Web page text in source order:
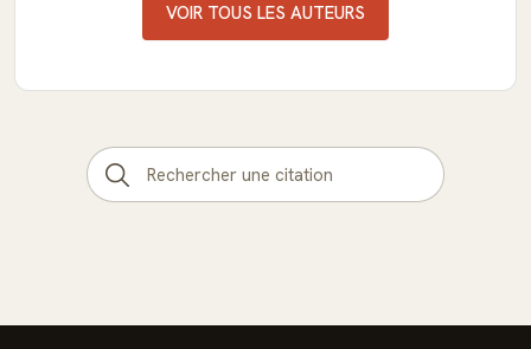
VOIR TOUS LES AUTEURS